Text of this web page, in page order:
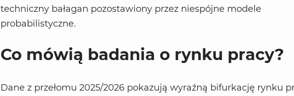
techniczny bałagan pozostawiony przez niespójne modele
probabilistyczne.
Co mówią badania o rynku pracy?
Dane z przełomu 2025/2026 pokazują wyraźną bifurkację rynku